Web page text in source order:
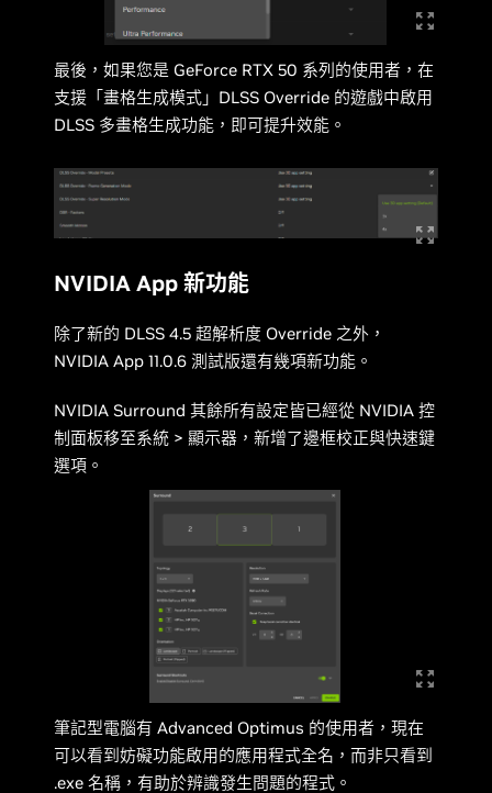
最後，如果您是 GeForce RTX 50 系列的使用者，在
支援「畫格生成模式」DLSS Override 的遊戲中啟用
DLSS 多畫格生成功能，即可提升效能。
NVIDIA App 新功能
除了新的 DLSS 4.5 超解析度 Override 之外，
NVIDIA App 11.0.6 測試版還有幾項新功能。
NVIDIA Surround 其餘所有設定皆已經從 NVIDIA 控
制面板移至系統 > 顯示器，新增了邊框校正與快速鍵
選項。
筆記型電腦有 Advanced Optimus 的使用者，現在
可以看到妨礙功能啟用的應用程式全名，而非只看到
.exe 名稱，有助於辨識發生問題的程式。